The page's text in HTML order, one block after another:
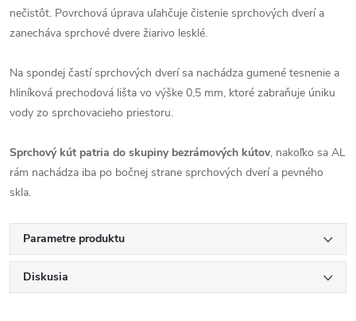
nečistôt. Povrchová úprava uľahčuje čistenie sprchových dverí a
zanecháva sprchové dvere žiarivo lesklé.
Na spondej častí sprchových dverí sa nachádza gumené tesnenie a
hliníková prechodová lišta vo výške 0,5 mm, ktoré zabraňuje úniku
vody zo sprchovacieho priestoru.
Sprchový kút patria do skupiny bezrámových kútov, nakoľko sa AL
rám nachádza iba po bočnej strane sprchových dverí a pevného
skla.
Parametre produktu
Diskusia